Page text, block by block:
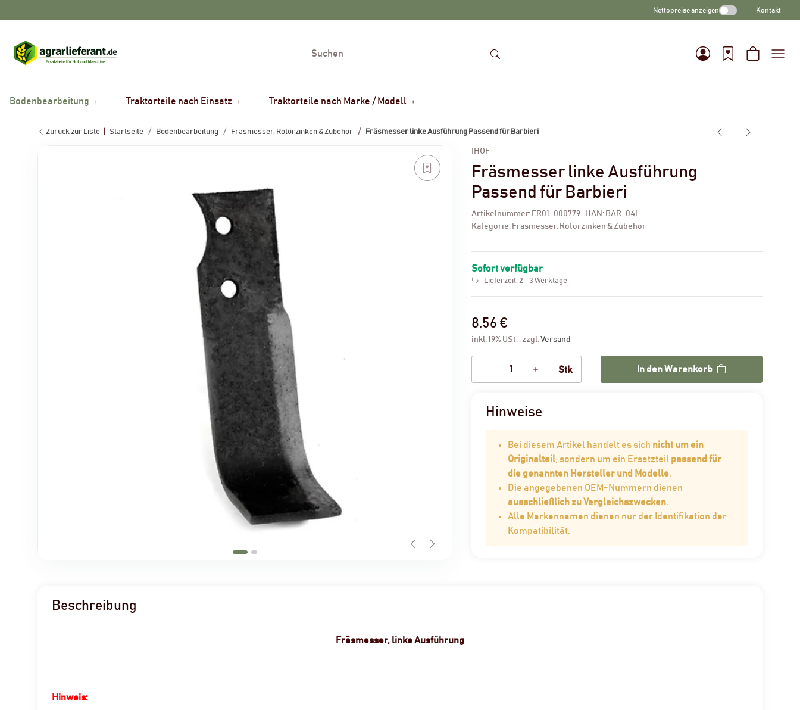
Nettopreise anzeigen Kontakt
Bodenbearbeitung Traktorteile nach Einsatz Traktorteile nach Marke / Modell
Zurück zur Liste Startseite Bodenbearbeitung Fräsmesser, Rotorzinken & Zubehör Fräsmesser linke Ausführung Passend für Barbieri
IHOF
Fräsmesser linke Ausführung
Passend für Barbieri
Artikelnummer: ER01-000779 HAN: BAR-04L
Kategorie: Fräsmesser, Rotorzinken & Zubehör
Sofort verfügbar
Lieferzeit:2 - 3 Werktage
8,56 €
inkl. 19% USt. , zzgl.Versand
Stk In den Warenkorb
Hinweise
Bei diesem Artikel handelt es sich nicht um ein
Originalteil , sondern um ein Ersatzteil passend für
die genannten Hersteller und Modelle.
Die angegebenen OEM-Nummern dienen
ausschließlich zu Vergleichszwecken.
Alle Markennamen dienen nur der Identifikation der
Kompatibilität.
Beschreibung
Fräsmesser, linke Ausführung
Hinweis: